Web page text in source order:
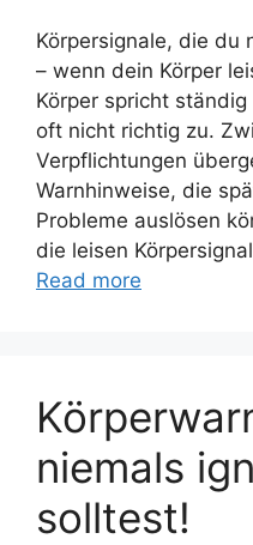
Körpersignale, die du
– wenn dein Körper
Körper spricht
oft nicht richtig zu.
Verpflichtungen
Warnhinweise, die
Probleme auslösen
die leisen
Read more
niemals
solltest!